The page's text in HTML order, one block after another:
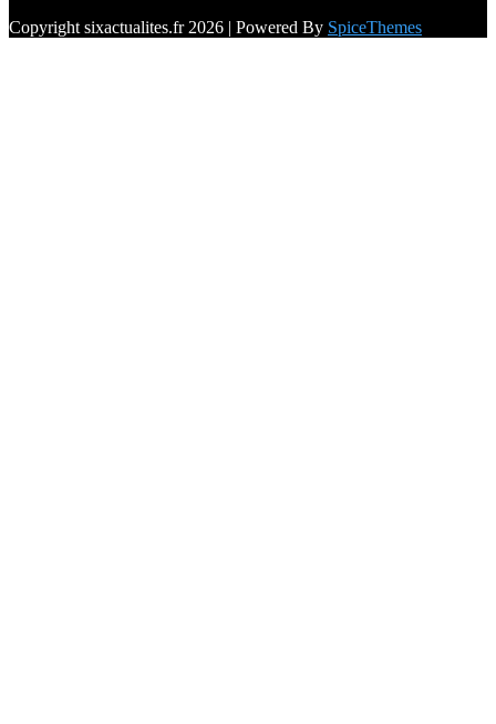
Copyright sixactualites.fr 2026 | Powered By SpiceThemes